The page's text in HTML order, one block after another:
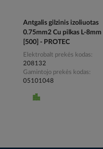
Antgalis gilzinis izoliuotas
0.75mm2 Cu pilkas L-8mm
[500] - PROTEC
Elektrobalt prekės kodas
208132
Gamintojo prekės kodas
05101048